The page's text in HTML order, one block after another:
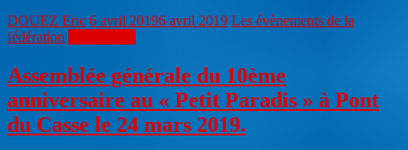
DOUEZ Eric 6 avril 20196 avril 2019 Les évènements de la
fédération
Assemblée générale du 10ème
anniversaire au « Petit Paradis » à Pont
du Casse le 24 mars 2019.